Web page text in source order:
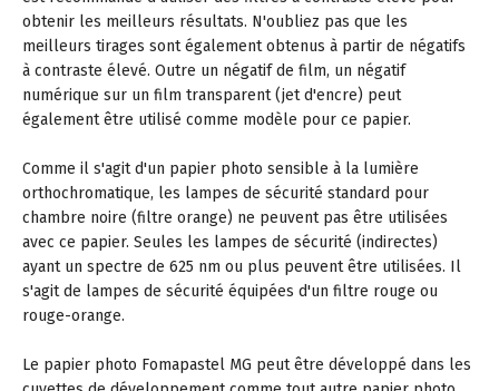
obtenir les meilleurs résultats. N'oubliez pas que les
meilleurs tirages sont également obtenus à partir de négatifs
à contraste élevé. Outre un négatif de film, un négatif
numérique sur un film transparent (jet d'encre) peut
également être utilisé comme modèle pour ce papier.
Comme il s'agit d'un papier photo sensible à la lumière
orthochromatique, les lampes de sécurité standard pour
chambre noire (filtre orange) ne peuvent pas être utilisées
avec ce papier. Seules les lampes de sécurité (indirectes)
ayant un spectre de 625 nm ou plus peuvent être utilisées. Il
s'agit de lampes de sécurité équipées d'un filtre rouge ou
rouge-orange.
Le papier photo Fomapastel MG peut être développé dans les